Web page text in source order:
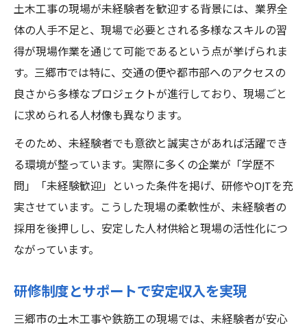
土木工事の現場が未経験者を歓迎する背景には、業界全
体の人手不足と、現場で必要とされる多様なスキルの習
得が現場作業を通じて可能であるという点が挙げられま
す。三郷市では特に、交通の便や都市部へのアクセスの
良さから多様なプロジェクトが進行しており、現場ごと
に求められる人材像も異なります。
そのため、未経験者でも意欲と誠実さがあれば活躍でき
る環境が整っています。実際に多くの企業が「学歴不
問」「未経験歓迎」といった条件を掲げ、研修やOJTを充
実させています。こうした現場の柔軟性が、未経験者の
採用を後押しし、安定した人材供給と現場の活性化につ
ながっています。
研修制度とサポートで安定収入を実現
三郷市の土木工事や鉄筋工の現場では、未経験者が安心